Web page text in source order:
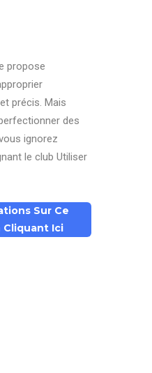
propose
précis. Mais
des
ignorez
le club Utiliser
Sur Ce
Cliquant Ici